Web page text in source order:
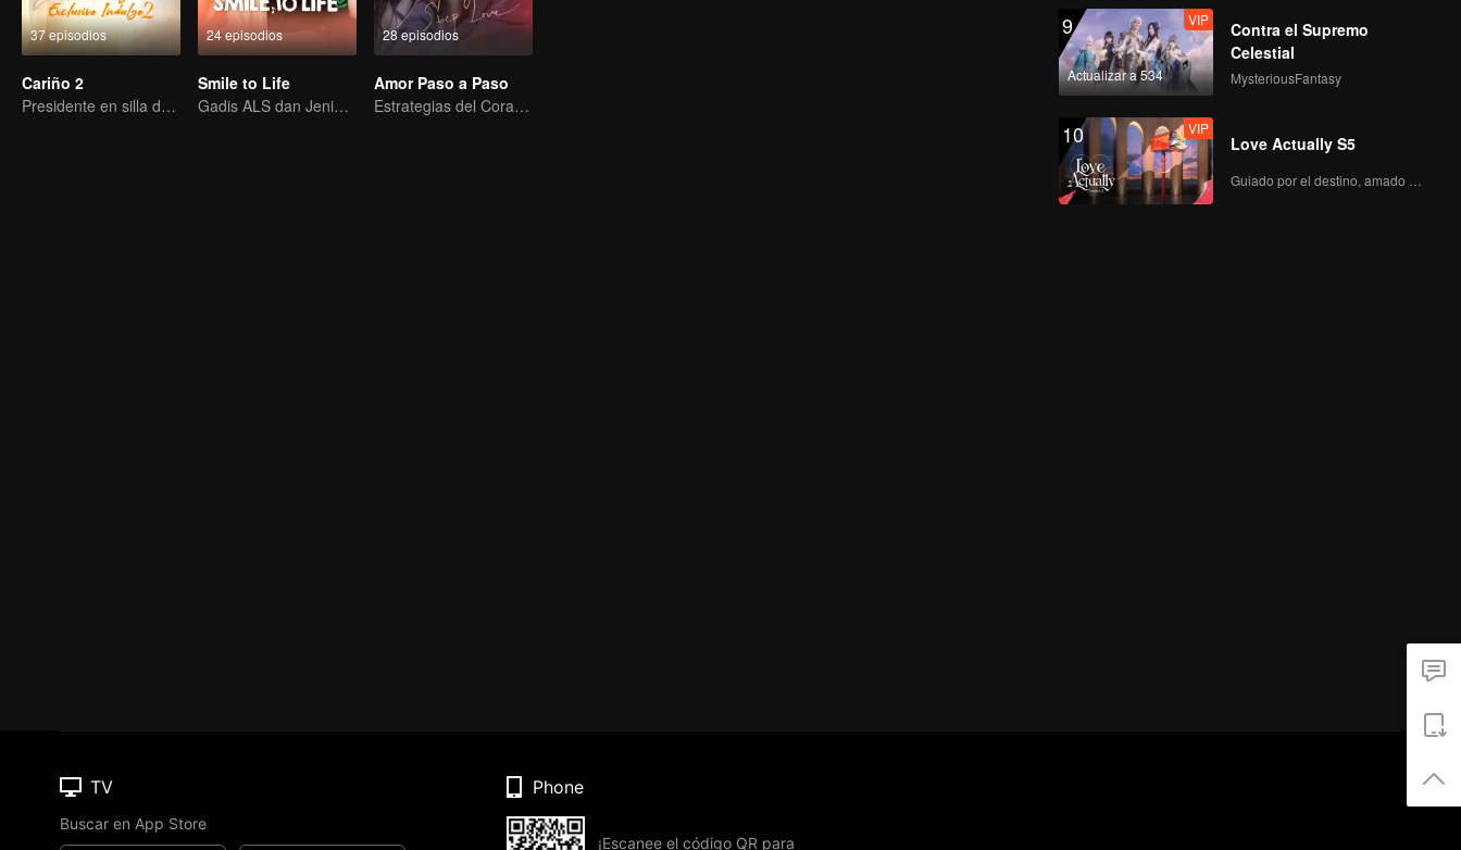
37 episodios
Cariño 2
Presidente en silla de ruedas se enamora de chica enérgica
24 episodios
Smile to Life
Gadis ALS dan Jenius Musik yang Terlupakan
28 episodios
Amor Paso a Paso
Estrategias del Corazón
9
Actualizar a 534
VIP
Contra el Supremo
Celestial
MysteriousFantasy
10 VIP
Love Actually S5
TV
Buscar en App Store
Phone
¡Escanee el código QR para